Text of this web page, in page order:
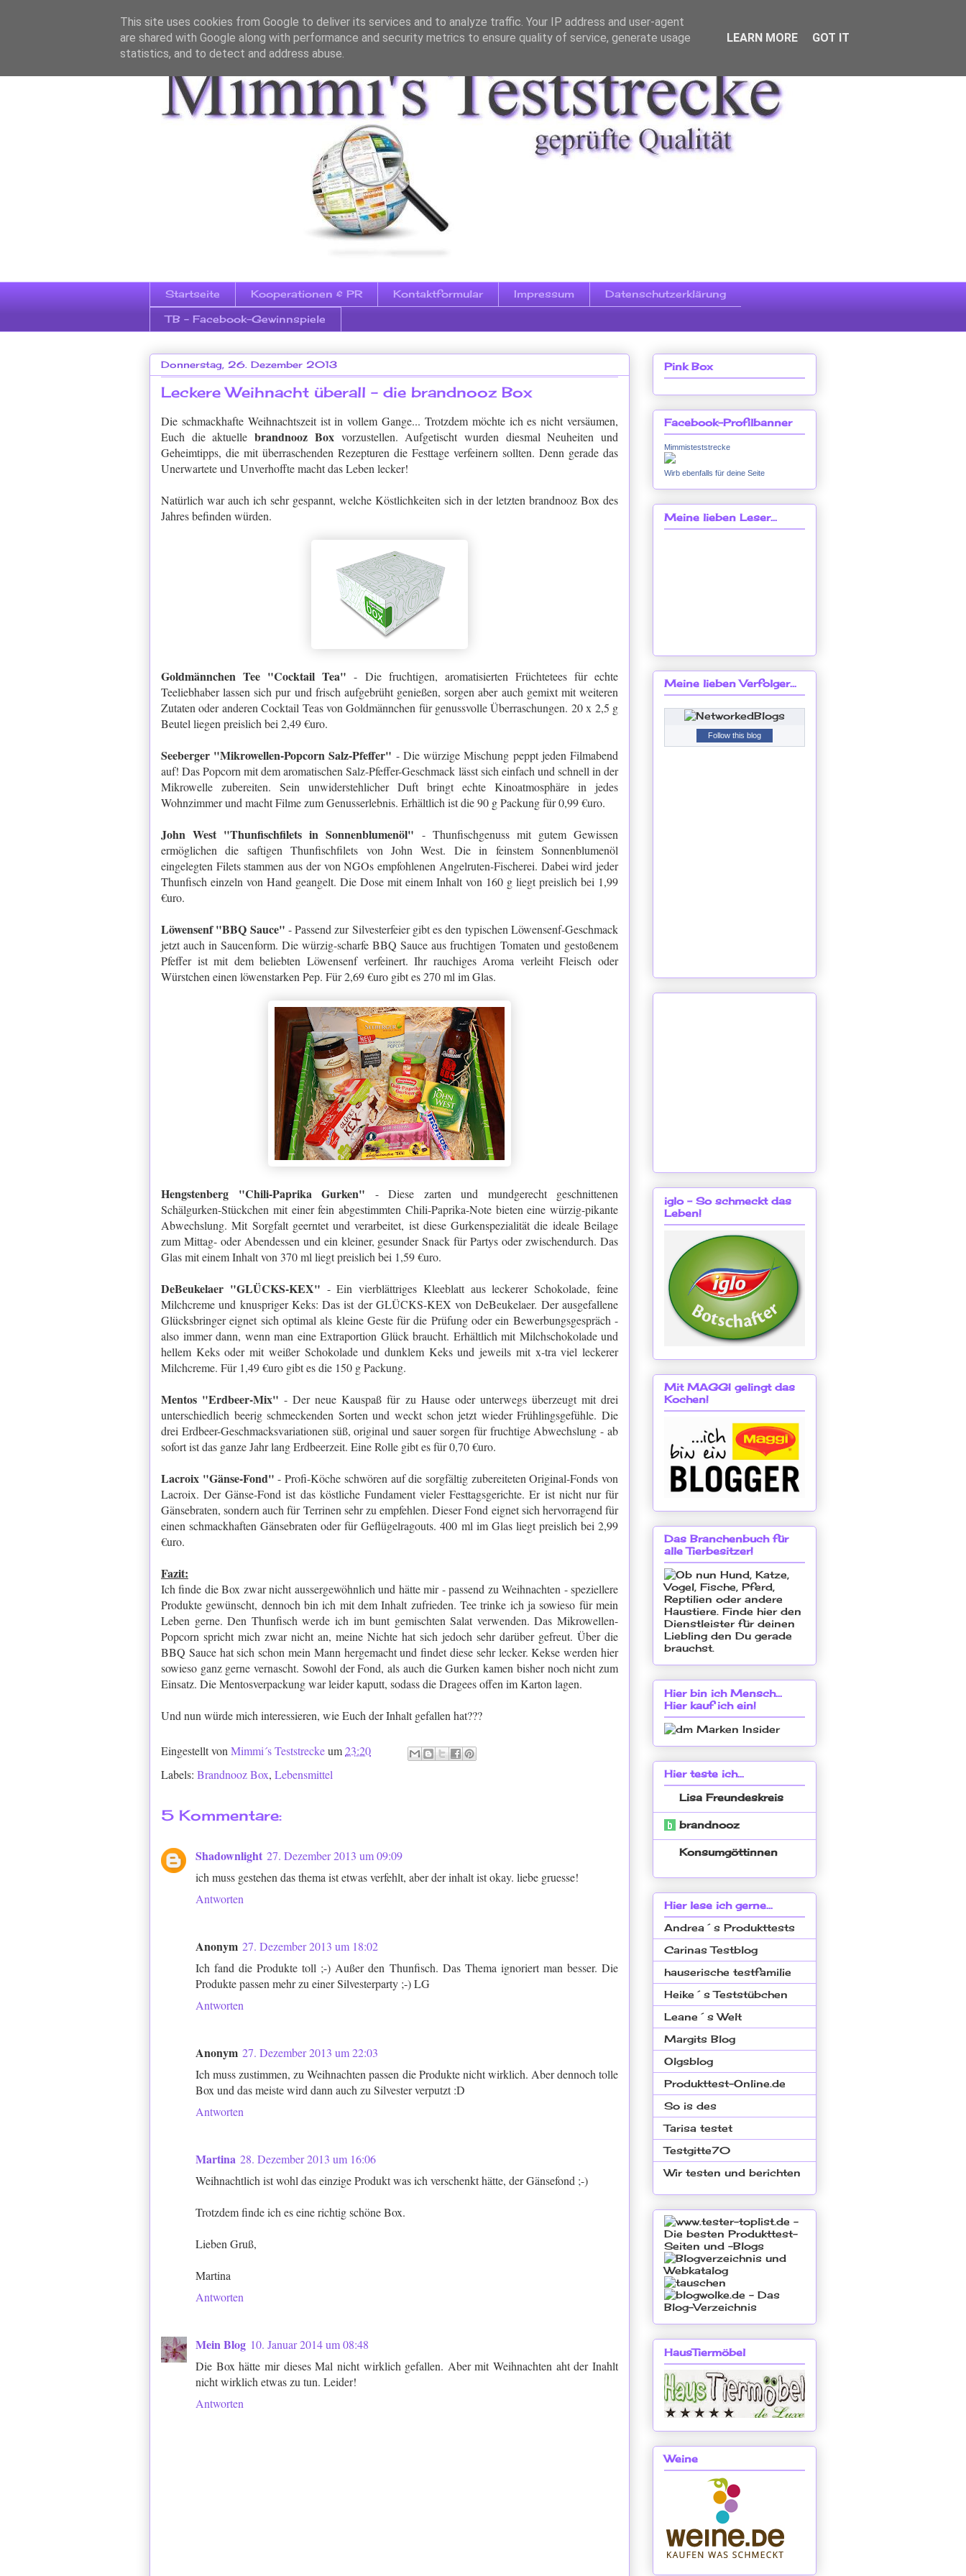
Startseite Kooperationen & PR Kontaktformular Impressum Datenschutzerklärung
TB - Facebook-Gewinnspiele
Donnerstag, 26. Dezember 2013
Leckere Weihnacht überall - die brandnooz Box
Die schmackhafte Weihnachtszeit ist in vollem Gange... Trotzdem möchte ich es nicht versäumen,
Euch die aktuellebrandnooz Boxvorzustellen. Aufgetischt wurden diesmal Neuheiten und
Geheimtipps, die mit überraschenden Rezepturen die Festtage verfeinern sollten. Denn gerade das
Unerwartete und Unverhoffte macht das Leben lecker!
Natürlich war auch ich sehr gespannt, welche Köstlichkeiten sich in der letzten brandnooz Box des
Jahres befinden würden.
Goldmännchen Tee "Cocktail Tea"- Die fruchtigen, aromatisierten Früchtetees für echte
Teeliebhaber lassen sich pur und frisch aufgebrüht genießen, sorgen aber auch gemixt mit weiteren
Zutaten oder anderen Cocktail Teas von Goldmännchen für genussvolle Überraschungen. 20 x 2,5 g
Beutel liegen preislich bei 2,49 €uro.
Seeberger "Mikrowellen-Popcorn Salz-Pfeffer" - Die würzige Mischung peppt jeden Filmabend
auf! Das Popcorn mit dem aromatischen Salz-Pfeffer-Geschmack lässt sich einfach und schnell in der
Mikrowelle zubereiten. Sein unwiderstehlicher Duft bringt echte Kinoatmosphäre in jedes
Wohnzimmer und macht Filme zum Genusserlebnis. Erhältlich ist die 90 g Packung für 0,99 €uro.
John West "Thunfischfilets in Sonnenblumenöl" - Thunfischgenuss mit gutem Gewissen
ermöglichen die saftigen Thunfischfilets von John West. Die in feinstem Sonnenblumenöl
eingelegten Filets stammen aus der von NGOs empfohlenen Angelruten-Fischerei. Dabei wird jeder
Thunfisch einzeln von Hand geangelt. Die Dose mit einem Inhalt von 160 g liegt preislich bei 1,99
€uro.
Löwensenf "BBQ Sauce" - Passend zur Silvesterfeier gibt es den typischen Löwensenf-Geschmack
jetzt auch in Saucenform. Die würzig-scharfe BBQ Sauce aus fruchtigen Tomaten und gestoßenem
Pfeffer ist mit dem beliebten Löwensenf verfeinert. Ihr rauchiges Aroma verleiht Fleisch oder
Würstchen einen löwenstarken Pep. Für 2,69 €uro gibt es 270 ml im Glas.
Hengstenberg "Chili-Paprika Gurken" - Diese zarten und mundgerecht geschnittenen
Schälgurken-Stückchen mit einer fein abgestimmten Chili-Paprika-Note bieten eine würzig-pikante
Abwechslung. Mit Sorgfalt geerntet und verarbeitet, ist diese Gurkenspezialität die ideale Beilage
zum Mittag- oder Abendessen und ein kleiner, gesunder Snack für Partys oder zwischendurch. Das
Glas mit einem Inhalt von 370 ml liegt preislich bei 1,59 €uro.
DeBeukelaer "GLÜCKS-KEX" - Ein vierblättriges Kleeblatt aus leckerer Schokolade, feine
Milchcreme und knuspriger Keks: Das ist der GLÜCKS-KEX von DeBeukelaer. Der ausgefallene
Glücksbringer eignet sich optimal als kleine Geste für die Prüfung oder ein Bewerbungsgespräch -
also immer dann, wenn man eine Extraportion Glück braucht. Erhältlich mit Milchschokolade und
hellem Keks oder mit weißer Schokolade und dunklem Keks und jeweils mit x-tra viel leckerer
Milchcreme. Für 1,49 €uro gibt es die 150 g Packung.
Mentos "Erdbeer-Mix" - Der neue Kauspaß für zu Hause oder unterwegs überzeugt mit drei
unterschiedlich beerig schmeckenden Sorten und weckt schon jetzt wieder Frühlingsgefühle. Die
drei Erdbeer-Geschmacksvariationen süß, original und sauer sorgen für fruchtige Abwechslung - ab
sofort ist das ganze Jahr lang Erdbeerzeit. Eine Rolle gibt es für 0,70 €uro.
Lacroix "Gänse-Fond" - Profi-Köche schwören auf die sorgfältig zubereiteten Original-Fonds von
Lacroix. Der Gänse-Fond ist das köstliche Fundament vieler Festtagsgerichte. Er ist nicht nur für
Gänsebraten, sondern auch für Terrinen sehr zu empfehlen. Dieser Fond eignet sich hervorragend für
einen schmackhaften Gänsebraten oder für Geflügelragouts. 400 ml im Glas liegt preislich bei 2,99
€uro.
Fazit:
Ich finde die Box zwar nicht aussergewöhnlich und hätte mir - passend zu Weihnachten - speziellere
Produkte gewünscht, dennoch bin ich mit dem Inhalt zufrieden. Tee trinke ich ja sowieso für mein
Leben gerne. Den Thunfisch werde ich im bunt gemischten Salat verwenden. Das Mikrowellen-
Popcorn spricht mich zwar nicht an, meine Nichte hat sich jedoch sehr darüber gefreut. Über die
BBQ Sauce hat sich schon mein Mann hergemacht und findet diese sehr lecker. Kekse werden hier
sowieso ganz gerne vernascht. Sowohl der Fond, als auch die Gurken kamen bisher noch nicht zum
Einsatz. Die Mentosverpackung war leider kaputt, sodass die Dragees offen im Karton lagen.
Und nun würde mich interessieren, wie Euch der Inhalt gefallen hat???
Eingestellt von Mimmi´s Teststreckeum23:20
Labels: Brandnooz Box, Lebensmittel
5 Kommentare:
Shadownlight 27. Dezember 2013 um 09:09
ich muss gestehen das thema ist etwas verfehlt, aber der inhalt ist okay. liebe gruesse!
Antworten
Anonym 27. Dezember 2013 um 18:02
Ich fand die Produkte toll ;-) Außer den Thunfisch. Das Thema ignoriert man besser. Die
Produkte passen mehr zu einer Silvesterparty ;-) LG
Antworten
Anonym 27. Dezember 2013 um 22:03
Ich muss zustimmen, zu Weihnachten passen die Produkte nicht wirklich. Aber dennoch tolle
Box und das meiste wird dann auch zu Silvester verputzt :D
Antworten
Martina 28. Dezember 2013 um 16:06
Weihnachtlich ist wohl das einzige Produkt was ich verschenkt hätte, der Gänsefond ;-)
Trotzdem finde ich es eine richtig schöne Box.
Lieben Gruß,
Martina
Antworten
Mein Blog 10. Januar 2014 um 08:48
Die Box hätte mir dieses Mal nicht wirklich gefallen. Aber mit Weihnachten aht der Inahlt
nicht wirklich etwas zu tun. Leider!
Antworten
Pink Box
Facebook-Profilbanner
Mimmisteststrecke
Wirb ebenfalls für deine Seite
Meine lieben Leser...
Meine lieben Verfolger...
Follow this blog
iglo - So schmeckt das
Leben!
Mit MAGGI gelingt das
Kochen!
Das Branchenbuch für
alle Tierbesitzer!
Hier bin ich Mensch...
Hier kauf ich ein!
Hier teste ich...
Lisa Freundeskreis
brandnooz
Konsumgöttinnen
Hier lese ich gerne...
Andrea´s Produkttests
Carinas Testblog
hauserische testfamilie
Heike´s Teststübchen
Leane´s Welt
Margits Blog
Olgsblog
Produkttest-Online.de
So is des
Tarisa testet
Testgitte70
Wir testen und berichten
HausTiermöbel
Weine
This site uses cookies from Google to deliver its services and to analyze traffic. Your IP address and user-agent
are shared with Google along with performance and security metrics to ensure quality of service, generate usage
statistics, and to detect and address abuse.
LEARN MORE GOT IT